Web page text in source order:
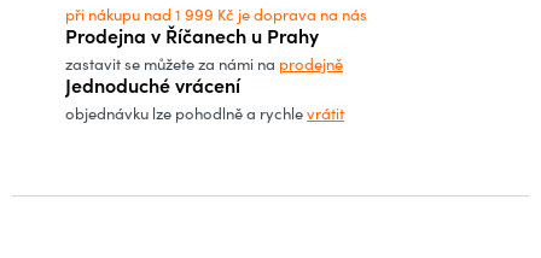
při nákupu nad 1 999 Kč je doprava na nás
Prodejna v Říčanech u Prahy
zastavit se můžete za námi na prodejně
Jednoduché vrácení
objednávku lze pohodlně a rychlevrátit